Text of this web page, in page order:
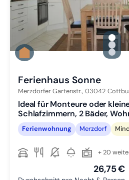
Zu
Zu
Zu
Ferienhaus Sonne
Merzdorfer Gartenstr., 03042
Ideal für Monteure oder
Schlafzimmern, 2 Bäder,
Ferienwohnung Merzdorf
+ 20
26,75 €